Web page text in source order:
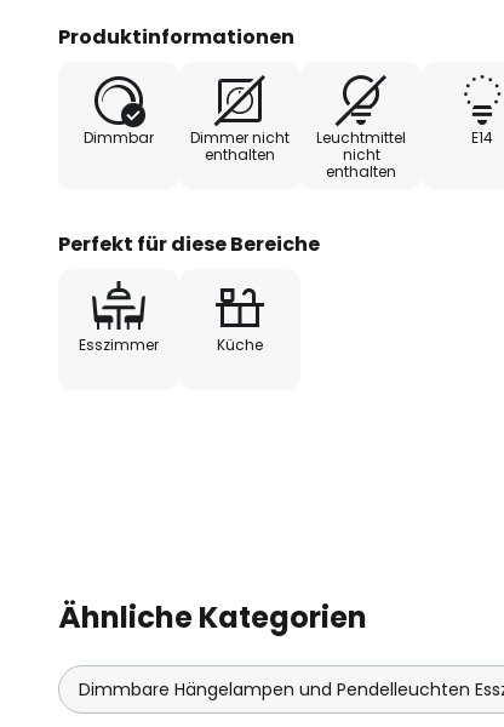
eine warme Ausstrahlung,
Die Lampe ist nicht nur ein
sondern auch ein
besondere Note verleiht.
- extern dimmbar
Produktinformationen
Dimmbar
Dimmer nicht
enthalten
Leuchtmittel
nicht
enthalten
E14
Perfekt für diese Bereiche
Esszimmer Küche
Ähnliche Kategorien
Dimmbare Hängelampen und Pendelleuchten